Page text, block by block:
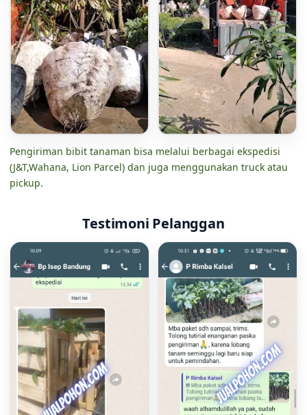
Pengiriman bibit tanaman bisa melalui berbagai ekspedisi
(J&T,Wahana, Lion Parcel) dan juga menggunakan truck atau
pickup.
Testimoni Pelanggan